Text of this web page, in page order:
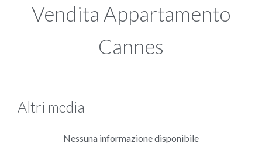
Vendita Appartamento
Cannes
Altri media
Nessuna informazione disponibile